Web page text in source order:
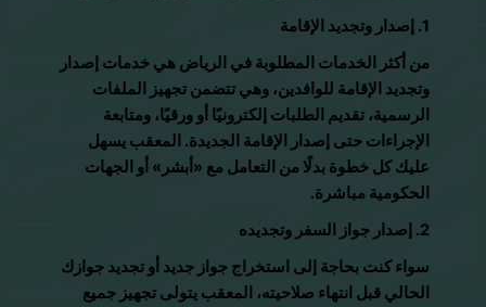
1. إصدار وتجديد الإقامة
من أكثر الخدمات المطلوبة في الرياض هي خدمات إصدار
وتجديد الإقامة للوافدين، وهي تتضمن تجهيز الملفات
الرسمية، تقديم الطلبات إلكترونيًا أو ورقيًا، ومتابعة
الإجراءات حتى إصدار الإقامة الجديدة. المعقب يسهل
عليك كل خطوة بدلًا من التعامل مع «أبشر» أو الجهات
الحكومية مباشرة.
2. إصدار جواز السفر وتجديده
سواء كنت بحاجة إلى استخراج جواز جديد أو تجديد جوازك
الحالي قبل انتهاء صلاحيته، المعقب يتولى تجهيز جميع